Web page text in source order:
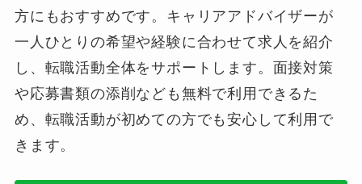
方にもおすすめです。キャリアアドバイザーが
一人ひとりの希望や経験に合わせて求人を紹介
し、転職活動全体をサポートします。面接対策
や応募書類の添削なども無料で利用できるた
め、転職活動が初めての方でも安心して利用で
きます。